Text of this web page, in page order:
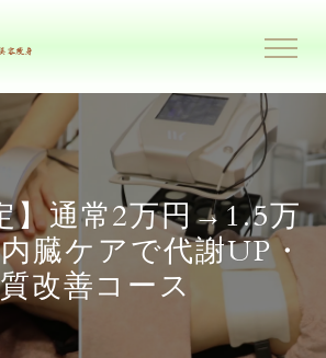
】通常2万円→1.5万
臓ケアで代謝UP・
改善コース